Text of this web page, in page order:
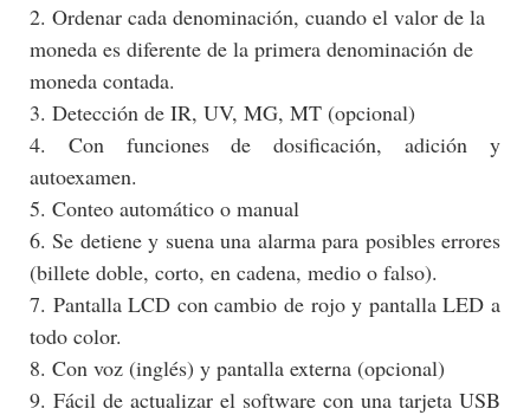
2. Ordenar cada denominación, cuando el valor de la
moneda es diferente de la primera denominación de
moneda contada.
3. Detección de IR, UV, MG, MT (opcional)
4. Con funciones de dosificación, adición y
autoexamen.
5. Conteo automático o manual
6. Se detiene y suena una alarma para posibles errores
(billete doble, corto, en cadena, medio o falso).
7. Pantalla LCD con cambio de rojo y pantalla LED a
todo color.
8. Con voz (inglés) y pantalla externa (opcional)
9. Fácil de actualizar el software con una tarjeta USB